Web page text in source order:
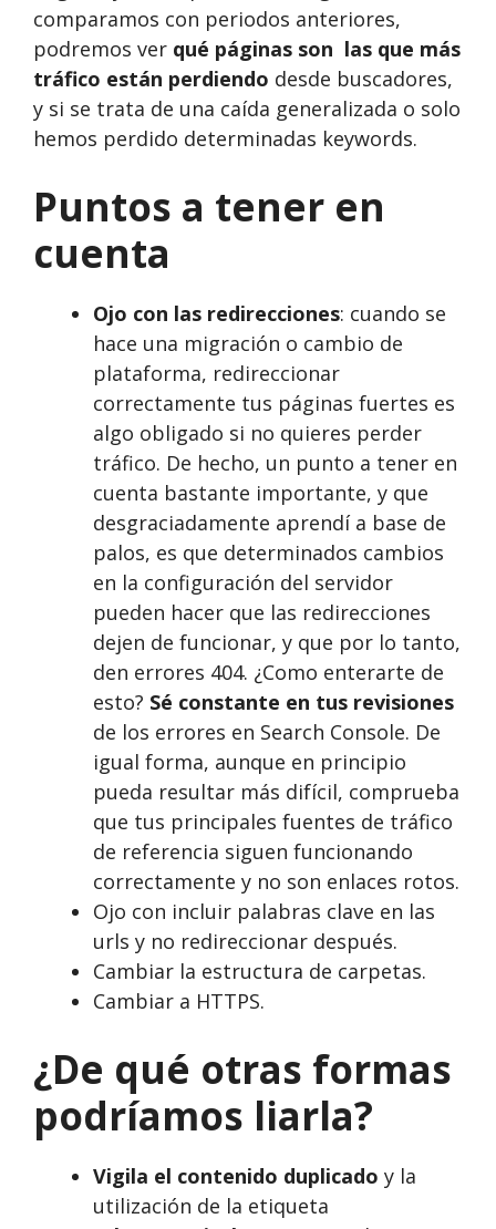
comparamos con periodos anteriores,
podremos ver qué páginas son las que más
tráfico están perdiendo desde buscadores,
y si se trata de una caída generalizada o solo
hemos perdido determinadas keywords.
Puntos a tener en
cuenta
Ojo con las redirecciones: cuando se
hace una migración o cambio de
plataforma, redireccionar
correctamente tus páginas fuertes es
algo obligado si no quieres perder
tráfico. De hecho, un punto a tener en
cuenta bastante importante, y que
desgraciadamente aprendí a base de
palos, es que determinados cambios
en la configuración del servidor
pueden hacer que las redirecciones
dejen de funcionar, y que por lo tanto,
den errores 404. ¿Como enterarte de
esto? Sé constante en tus revisiones
de los errores en Search Console. De
igual forma, aunque en principio
pueda resultar más difícil, comprueba
que tus principales fuentes de tráfico
de referencia siguen funcionando
correctamente y no son enlaces rotos.
Ojo con incluir palabras clave en las
urls y no redireccionar después.
Cambiar la estructura de carpetas.
Cambiar a HTTPS.
¿De qué otras formas
podríamos liarla?
Vigila el contenido duplicado y la
utilización de la etiqueta